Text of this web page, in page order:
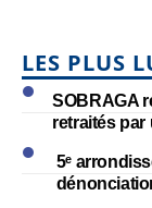
LES PLUS
SOBRAGA
retraités par
5ᵉ